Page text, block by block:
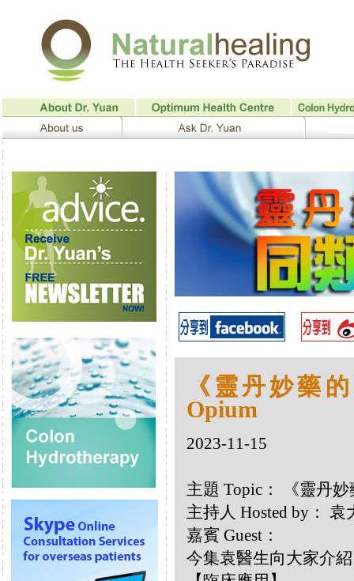
《靈丹妙藥
Opium
2023-11-15
主題 Topic： 《靈丹
主持人 Hosted by：
嘉賓 Guest：
今集袁醫生向大家介